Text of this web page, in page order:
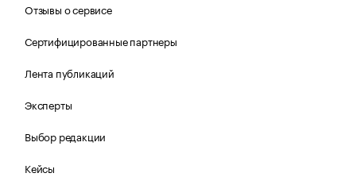
Отзывы о сервисе
Сертифицированные партнеры
Лента публикаций
Эксперты
Выбор редакции
Кейсы